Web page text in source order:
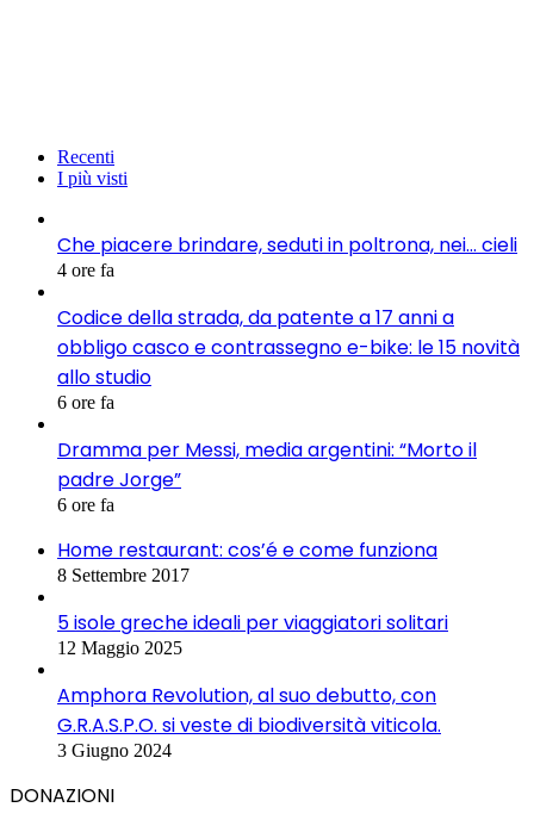
Recenti
I più visti
Che piacere brindare, seduti in poltrona, nei… cieli
4 ore fa
Codice della strada, da patente a 17 anni a
obbligo casco e contrassegno e-bike: le 15 novità
allo studio
6 ore fa
Dramma per Messi, media argentini: “Morto il
padre Jorge”
6 ore fa
Home restaurant: cos’é e come funziona
8 Settembre 2017
5 isole greche ideali per viaggiatori solitari
12 Maggio 2025
Amphora Revolution, al suo debutto, con
G.R.A.S.P.O. si veste di biodiversità viticola.
3 Giugno 2024
DONAZIONI